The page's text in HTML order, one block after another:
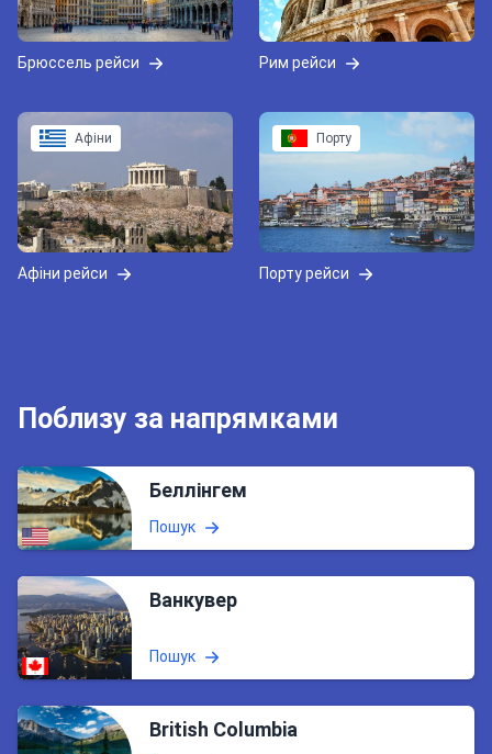
Брюссель рейси Рим рейси
Афіни
Афіни рейси
Порту
Порту рейси
Поблизу за напрямками
Беллінгем
Пошук
Ванкувер
Пошук
British Columbia